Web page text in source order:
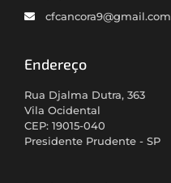
cfcancora9@gmail.com
Endereço
Rua Djalma Dutra, 363
Vila Ocidental
CEP: 19015-040
Presidente Prudente - SP